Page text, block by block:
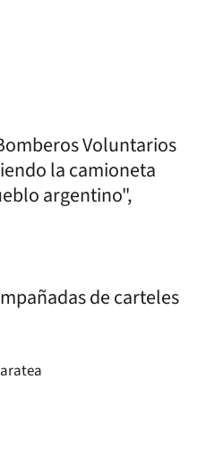
Voluntarios
la camioneta
argentino",
de carteles